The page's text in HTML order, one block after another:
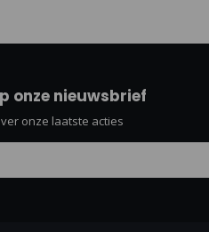
onze nieuwsbrief
onze laatste acties